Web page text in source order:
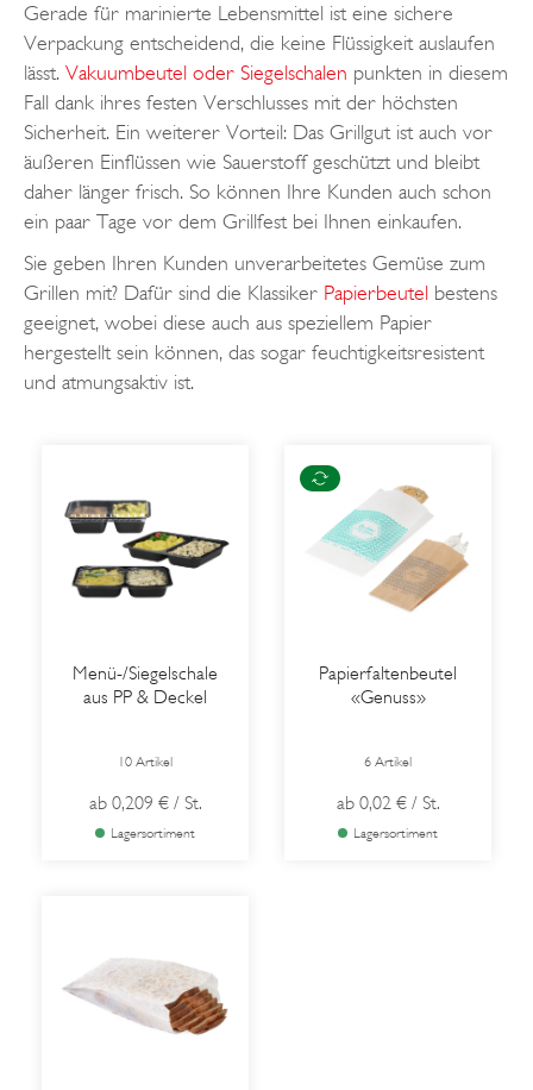
Gerade für marinierte Lebensmittel ist eine sichere
Verpackung entscheidend, die keine Flüssigkeit auslaufen
lässt. Vakuumbeutel oder Siegelschalen punkten in diesem
Fall dank ihres festen Verschlusses mit der höchsten
Sicherheit. Ein weiterer Vorteil: Das Grillgut ist auch vor
äußeren Einflüssen wie Sauerstoff geschützt und bleibt
daher länger frisch. So können Ihre Kunden auch schon
ein paar Tage vor dem Grillfest bei Ihnen einkaufen.
Sie geben Ihren Kunden unverarbeitetes Gemüse zum
Grillen mit? Dafür sind die Klassiker Papierbeutel bestens
geeignet, wobei diese auch aus speziellem Papier
hergestellt sein können, das sogar feuchtigkeitsresistent
und atmungsaktiv ist.
Menü-/Siegelschale
aus PP & Deckel
10 Artikel
ab 0,209 € / St.
Lagersortiment
Papierfaltenbeutel
«Genuss»
6 Artikel
ab 0,02 € / St.
Lagersortiment